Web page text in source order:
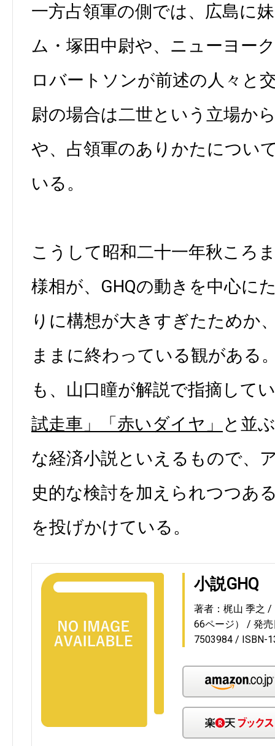
一方占領軍の側では、広島に
ム・塚田中尉や、ニューヨー
ロバートソンが前述の人々と
尉の場合は二世という立場か
や、占領軍のありかたについ
いる。
こうして昭和二十一年秋ころ
様相が、GHQの動きを中心に
りに構想が大きすぎたためか
ままに終わっている観がある
も、山口瞳が解説で指摘して
試走車」
「赤いダイヤ」
と並
な経済小説といえるもので、
史的な検討を加えられつつあ
を投げかけている。
小説GHQ
著者：梶山 季之
66ページ）
発
7503984
ISBN-